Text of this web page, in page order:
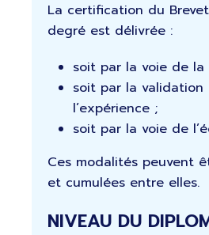
La certification du
degré est délivrée :
soit par la voie de
soit par la validation
l’expérience ;
soit par la voie de
Ces modalités peuvent
et cumulées entre elles.
NIVEAU DU